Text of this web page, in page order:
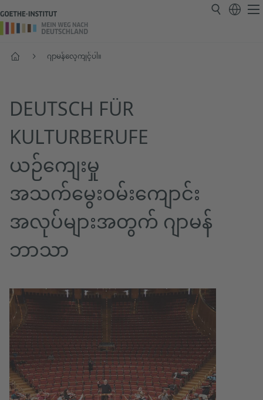
ပင်မစာမျက်နှာဂျာမန်လေ့ကျင့်ပါ။
DEUTSCH FÜR
KULTURBERUFE
ယဉ်ကျေးမှု
အသက်မွေးဝမ်းကျောင်း
အလုပ်များအတွက် ဂျာမန်
ဘာသာ